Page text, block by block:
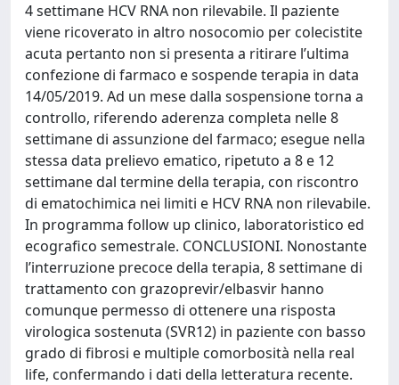
4 settimane HCV RNA non rilevabile. Il paziente
viene ricoverato in altro nosocomio per colecistite
acuta pertanto non si presenta a ritirare l’ultima
confezione di farmaco e sospende terapia in data
14/05/2019. Ad un mese dalla sospensione torna a
controllo, riferendo aderenza completa nelle 8
settimane di assunzione del farmaco; esegue nella
stessa data prelievo ematico, ripetuto a 8 e 12
settimane dal termine della terapia, con riscontro
di ematochimica nei limiti e HCV RNA non rilevabile.
In programma follow up clinico, laboratoristico ed
ecografico semestrale. CONCLUSIONI. Nonostante
l’interruzione precoce della terapia, 8 settimane di
trattamento con grazoprevir/elbasvir hanno
comunque permesso di ottenere una risposta
virologica sostenuta (SVR12) in paziente con basso
grado di fibrosi e multiple comorbosità nella real
life, confermando i dati della letteratura recente.